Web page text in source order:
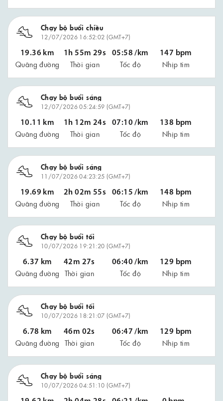
Chạy bộ buổi chiều
12/07/2026 16:52:02 (GMT+7)
19.36 km
Quãng đường
1h 55m 29s
Thời gian
05:58 /km
Tốc độ
147 bpm
Nhịp tim
Chạy bộ buổi sáng
12/07/2026 05:24:59 (GMT+7)
10.11 km
Quãng đường
1h 12m 24s
Thời gian
07:10 /km
Tốc độ
138 bpm
Nhịp tim
Chạy bộ buổi sáng
11/07/2026 04:23:25 (GMT+7)
19.69 km
Quãng đường
2h 02m 55s
Thời gian
06:15 /km
Tốc độ
148 bpm
Nhịp tim
Chạy bộ buổi tối
10/07/2026 19:21:20 (GMT+7)
6.37 km
Quãng đường
42m 27s
Thời gian
06:40 /km
Tốc độ
129 bpm
Nhịp tim
Chạy bộ buổi tối
10/07/2026 18:21:07 (GMT+7)
6.78 km
Quãng đường
46m 02s
Thời gian
06:47 /km
Tốc độ
129 bpm
Nhịp tim
Chạy bộ buổi sáng
10/07/2026 04:51:10 (GMT+7)